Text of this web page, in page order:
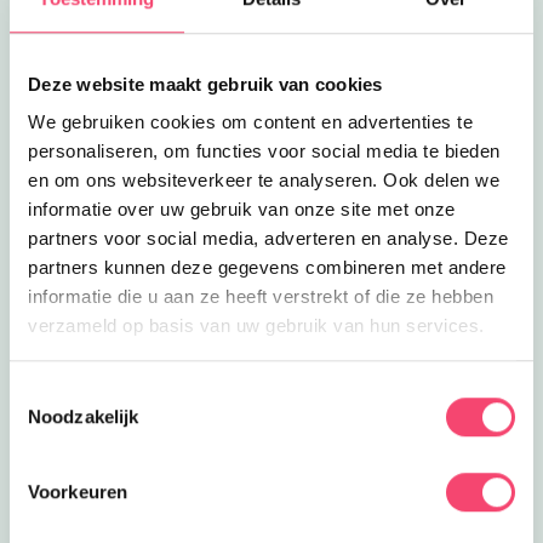
Deze website maakt gebruik van cookies
We gebruiken cookies om content en advertenties te
personaliseren, om functies voor social media te bieden
en om ons websiteverkeer te analyseren. Ook delen we
informatie over uw gebruik van onze site met onze
partners voor social media, adverteren en analyse. Deze
partners kunnen deze gegevens combineren met andere
informatie die u aan ze heeft verstrekt of die ze hebben
verzameld op basis van uw gebruik van hun services.
Noodzakelijk
Voorkeuren
zaterdag 29 augustus
Iedere zaterdag en zondag zie je de
leukste kinderfilms bij Filmhuis Den
Reis door de mens bij CORPUS
zondag 30 augustus
Kom naar CORPUS en ontdek alles
over je eigen lichaam. Spectaculair
uitje!
Iedere zaterdag en zondag zie je de
leukste kinderfilms bij Filmhuis Den
Reis door de mens bij CORPUS